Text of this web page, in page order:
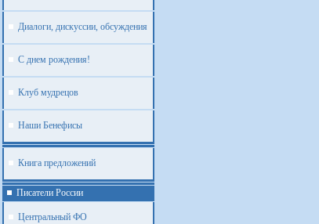
Диалоги, дискуссии, обсуждения
С днем рождения!
Клуб мудрецов
Наши Бенефисы
Книга предложений
Писатели России
Центральный ФО